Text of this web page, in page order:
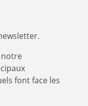
font face les